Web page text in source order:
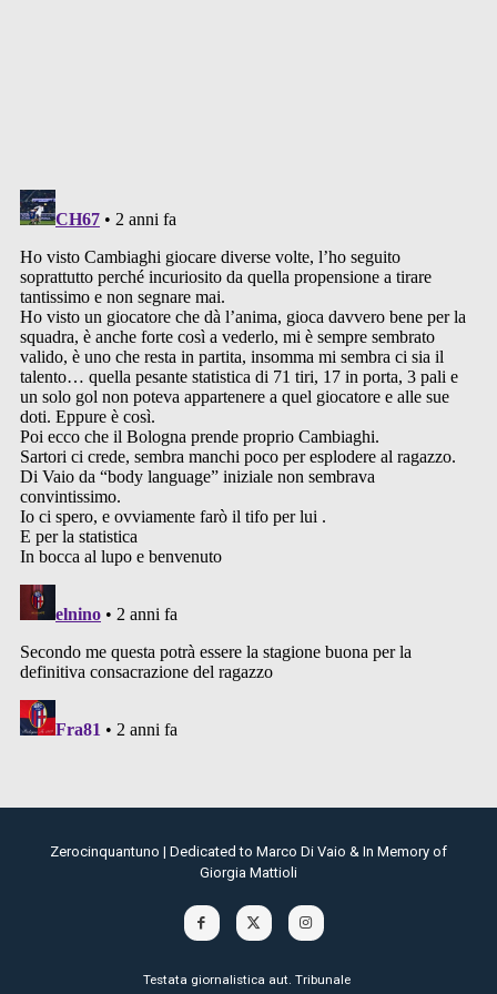
Zerocinquantuno | Dedicated to Marco Di Vaio & In Memory of
Giorgia Mattioli
Testata giornalistica aut. Tribunale